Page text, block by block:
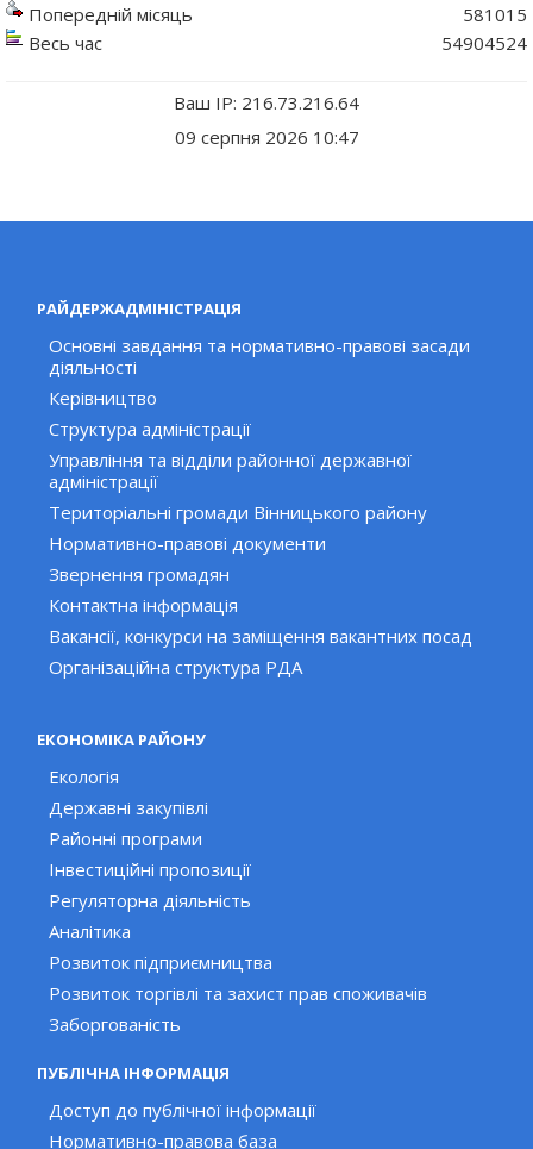
Попередній місяць
Весь час
581015
54904524
Ваш IP: 216.73.216.64
09 серпня 2026 10:47
РАЙДЕРЖАДМІНІСТРАЦІЯ
Основні завдання та нормативно-правові засади
діяльності
Керівництво
Структура адміністрації
Управління та відділи районної державної
адміністрації
Територіальні громади Вінницького району
Нормативно-правові документи
Звернення громадян
Контактна інформація
Вакансії, конкурси на заміщення вакантних посад
Організаційна структура РДА
ЕКОНОМІКА РАЙОНУ
Екологія
Державні закупівлі
Районні програми
Інвестиційні пропозиції
Регуляторна діяльність
Аналітика
Розвиток підприємництва
Розвиток торгівлі та захист прав споживачів
Заборгованість
ПУБЛІЧНА ІНФОРМАЦІЯ
Доступ до публічної інформації
Нормативно-правова база